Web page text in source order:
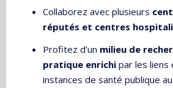
Collaborez avec plusieurs
réputés et centres
Profitez d’un milieu de
pratique enrichi par les liens
instances de santé publique